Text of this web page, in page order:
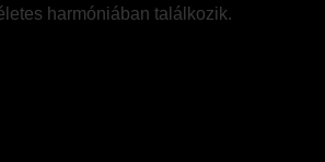
harmóniában találkozik.